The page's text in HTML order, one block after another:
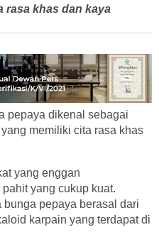
rasa khas dan kaya
pepaya dikenal sebagai
memiliki cita rasa khas
yang enggan
yang cukup kuat.
pepaya berasal dari
karpain yang terdapat di